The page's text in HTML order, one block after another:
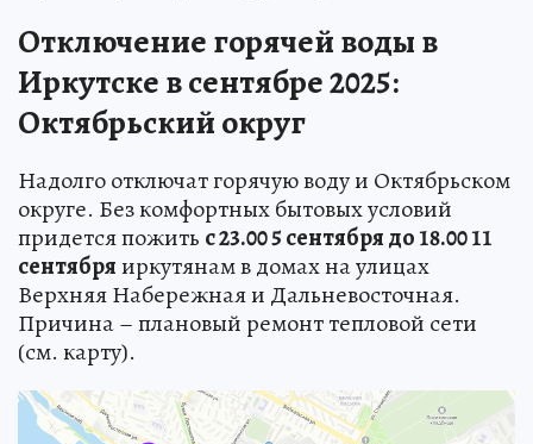
Отключение горячей воды в
Иркутске в сентябре 2025:
Октябрьский округ
Надолго отключат горячую воду и Октябрьском
округе. Без комфортных бытовых условий
придется пожить с 23.00 5 сентября до 18.00 11
сентябряиркутянам в домах на улицах
Верхняя Набережная и Дальневосточная.
Причина – плановый ремонт тепловой сети
(см. карту).